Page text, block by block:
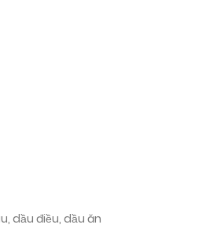
dầu điều, dầu ăn